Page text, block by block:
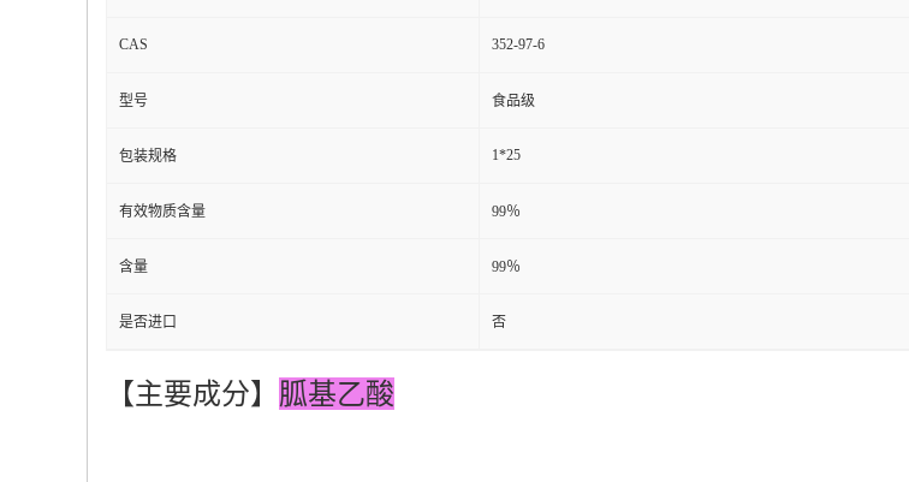
CAS 352-97-6
型号 食品级
包装规格 1*25
有效物质含量 99％
含量 99％
是否进口 否
【主要成分】 胍基乙酸